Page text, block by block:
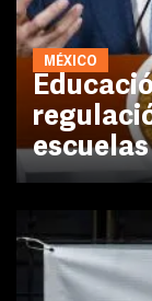
MÉXICO
escuelas